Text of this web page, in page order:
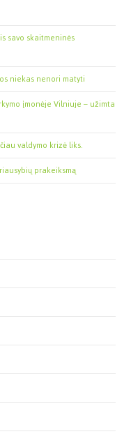
savo skaitmeninės
niekas nenori matyti
įmonėje Vilniuje – užimta
valdymo krizė liks.
prakeiksmą